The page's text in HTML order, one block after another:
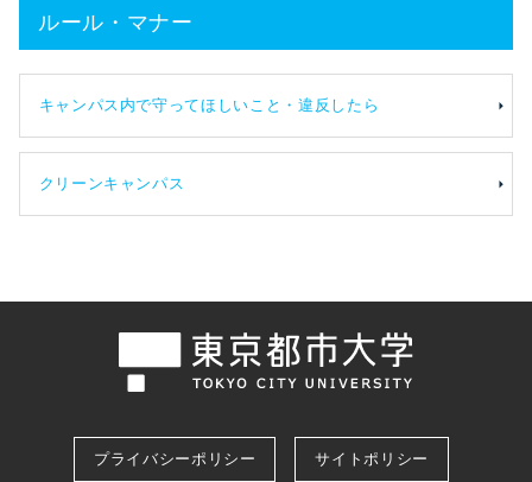
ルール・マナー
キャンパス内で守ってほしいこと・違反したら
クリーンキャンパス
プライバシーポリシー サイトポリシー